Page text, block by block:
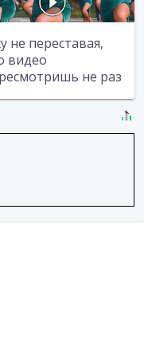
не переставая,
видео
не раз